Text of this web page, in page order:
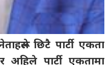
छिटै पार्टी एकता
अहिले पार्टी एकतामा